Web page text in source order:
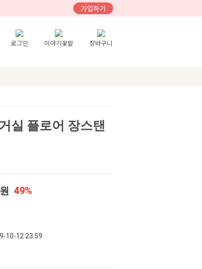
가입하기
로그인 이야기꽃밭 장바구니
실 플로어 장스탠
49%
10-12 23:59